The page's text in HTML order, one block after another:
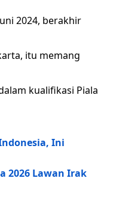
2024, berakhir
itu memang
kualifikasi Piala
Ini
2026 Lawan Irak